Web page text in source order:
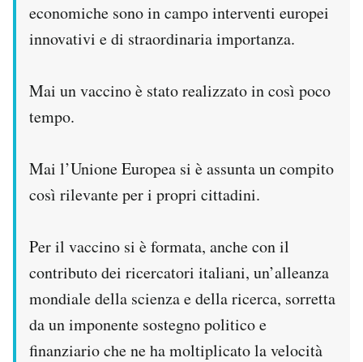
economiche sono in campo interventi europei
innovativi e di straordinaria importanza.
Mai un vaccino è stato realizzato in così poco
tempo.
Mai l’Unione Europea si è assunta un compito
così rilevante per i propri cittadini.
Per il vaccino si è formata, anche con il
contributo dei ricercatori italiani, un’alleanza
mondiale della scienza e della ricerca, sorretta
da un imponente sostegno politico e
finanziario che ne ha moltiplicato la velocità